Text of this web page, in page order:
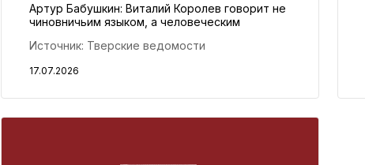
Артур Бабушкин: Виталий Королев говорит не
чиновничьим языком, а человеческим
Источник: Тверские ведомости
17.07.2026